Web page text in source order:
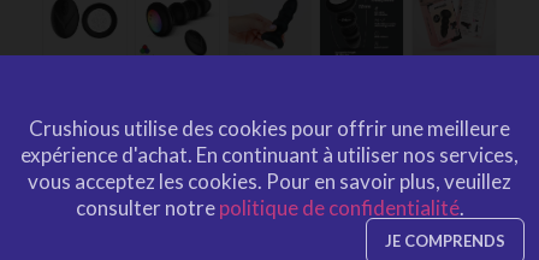
AUSTRALIS PLUG ANAL AVEC
LED ET COMMANDE À
DISTANCE CRUSHIOUS
CRUSHIOUS
Crushious utilise des cookies pour offrir une meilleure
expérience d'achat. En continuant à utiliser nos services,
vous acceptez les cookies. Pour en savoir plus, veuillez
consulter notrepolitique de confidentialité.
JE COMPRENDS